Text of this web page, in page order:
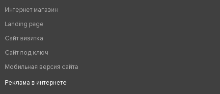
Интернет магазин
Landing page
Сайт визитка
Сайт под ключ
Мобильная версия сайта
Реклама в интернете